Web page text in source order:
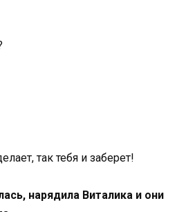
так тебя и заберет!
нарядила Виталика и они